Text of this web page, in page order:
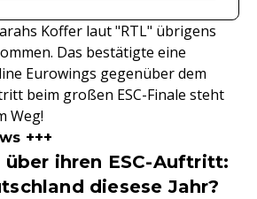
Koffer laut "RTL" übrigens
Das bestätigte eine
Eurowings gegenüber dem
beim großen ESC-Finale steht
Weg!
+++
über ihren ESC-Auftritt:
diesese Jahr?